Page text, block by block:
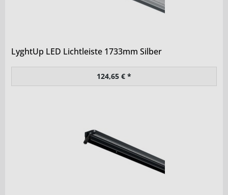
LyghtUp LED Lichtleiste 1733mm Silber
124,65 € *